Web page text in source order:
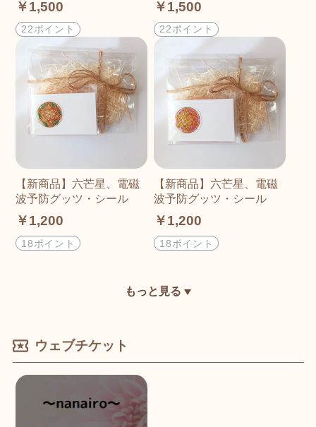
￥1,500
22ポイント
￥1,500
22ポイント
【新商品】六芒星、電磁
波予防グッツ・シール
￥1,200
18ポイント
【新商品】六芒星、電磁
波予防グッツ・シール
￥1,200
18ポイント
もっと見る
ウェブチケット